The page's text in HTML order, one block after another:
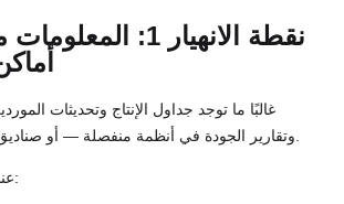
نقطة الانهيار 1:
غالبًا ما توجد جداول الإنتاج وتحديثات
عند تجزئة المعلومات: